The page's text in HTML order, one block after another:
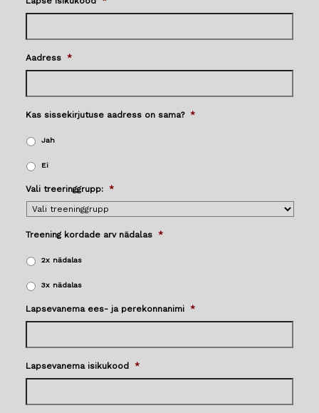
Aadress *
Kas sissekirjutuse aadress on sama? *
Jah
Ei
Vali treeringgrupp: *
Treening kordade arv nädalas *
2x nädalas
3x nädalas
Lapsevanema ees- ja perekonnanimi *
Lapsevanema isikukood *